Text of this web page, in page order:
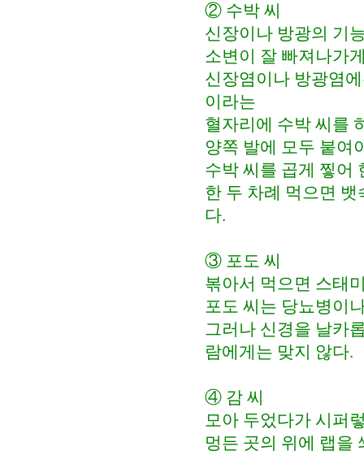
② 수박 씨
신장이나 방광의 기
소변이 잘 빠져나가
신장염이나 방광염
이라는
혈자리에 수박 씨를
양쪽 발에 모두 붙여
수박 씨를 곱게 찧어
한 두 차례 먹으면
다.
③ 포도 씨
볶아서 먹으면 스태
포도 씨는 당뇨병이
그러나 신경을 날카
람에게는 맞지 않다.
④ 감 씨
모아 두었다가 시퍼
멍든 곳의 위에 랩을